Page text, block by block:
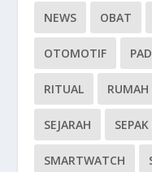
NEWS OBAT
OTOMOTIF
RITUAL
SEJARAH
SMARTWATCH